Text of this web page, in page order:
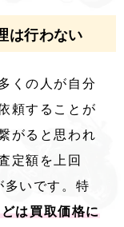
は行わない
くの人が自分
頼することが
がると思われ
定額を上回
多いです。特
は買取価格に